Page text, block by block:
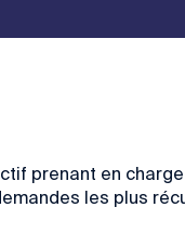
prenant en
les plus